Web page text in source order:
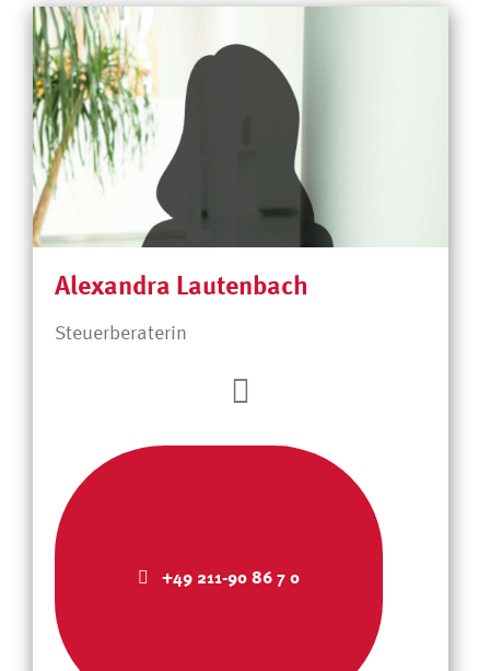
Alexandra Lautenbach
Steuerberaterin
+49 211-90 86 7 0